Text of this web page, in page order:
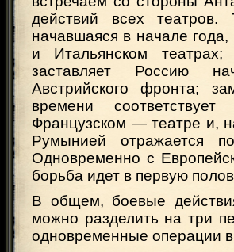
действий всех театров.
начавшаяся в начале
и Итальянском театрах;
заставляет Россию
Австрийского фронта;
времени
Французском — театре и,
Румынией отражается
Одновременно с
борьба идет в первую
В общем, боевые
можно разделить на три
одновременные операции